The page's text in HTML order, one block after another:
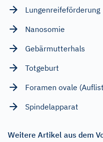
Lungenreifeförderung
Nanosomie
Gebärmutterhals
Totgeburt
Foramen ovale
Spindelapparat
Weitere Artikel aus dem